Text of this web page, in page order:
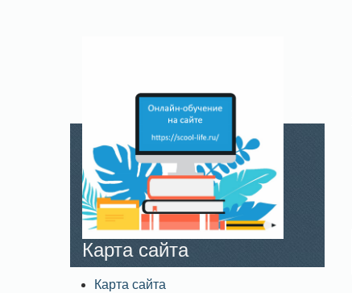
Карта сайта
Карта сайта